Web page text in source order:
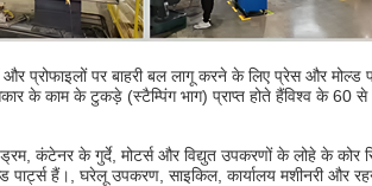
प्रोफाइलों पर बाहरी बल लागू करने के लिए प्रेस और मोल्ड
के काम के टुकड़े (स्टैम्पिंग भाग) प्राप्त होते हैंविश्व के 60 से
कंटेनर के गुर्दे, मोटर्स और विद्युत उपकरणों के लोहे के कोर
पार्ट्स हैं।, घरेलू उपकरण, साइकिल, कार्यालय मशीनरी और